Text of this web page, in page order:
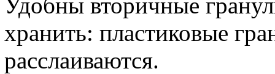
хранить: пластиковые
расслаиваются.